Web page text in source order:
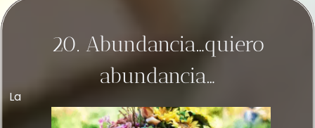
20. Abundancia…quiero
abundancia…
La